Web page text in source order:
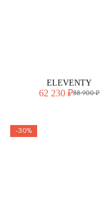
ELEVENTY
62 230 ₽88 900 ₽
-30%